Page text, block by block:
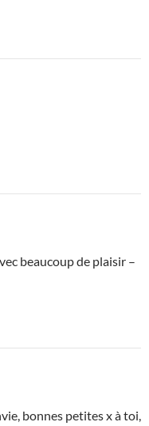
beaucoup de plaisir –
bonnes petites x à toi,